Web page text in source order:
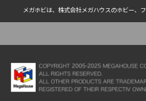
メガホビは、株式会社メガハウスのホビー、